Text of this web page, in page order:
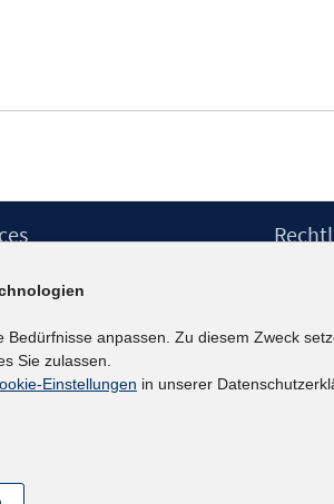
anpassen. Zu diesem Zweck
Sie zulassen.
Einstellungen in unserer